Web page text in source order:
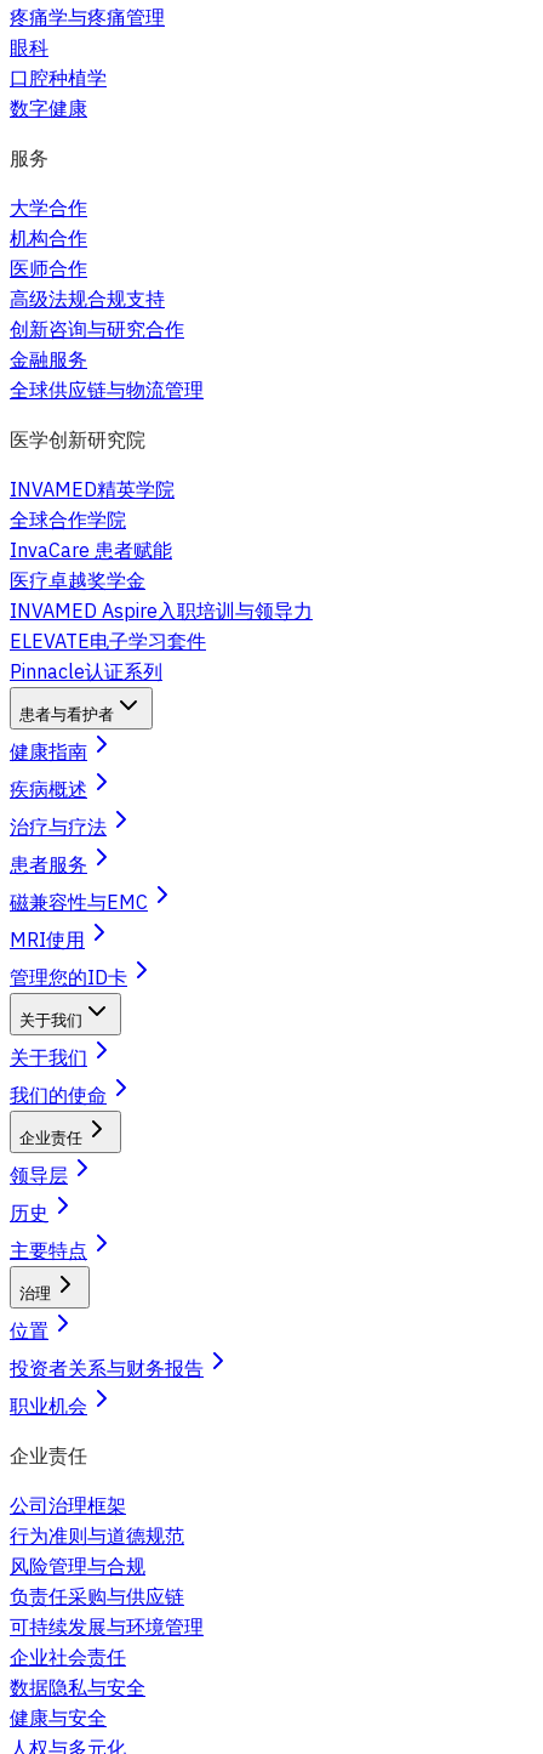
疼痛学与疼痛管理
眼科
口腔种植学
数字健康
服务
大学合作
机构合作
医师合作
高级法规合规支持
创新咨询与研究合作
金融服务
全球供应链与物流管理
医学创新研究院
INVAMED精英学院
全球合作学院
InvaCare 患者赋能
医疗卓越奖学金
INVAMED Aspire入职培训与领导力
ELEVATE电子学习套件
Pinnacle认证系列
患者与看护者
健康指南
疾病概述
治疗与疗法
患者服务
磁兼容性与EMC
MRI使用
管理您的ID卡
关于我们
关于我们
我们的使命
企业责任
领导层
历史
主要特点
治理
位置
投资者关系与财务报告
职业机会
企业责任
公司治理框架
行为准则与道德规范
风险管理与合规
负责任采购与供应链
可持续发展与环境管理
企业社会责任
数据隐私与安全
健康与安全
人权与多元化